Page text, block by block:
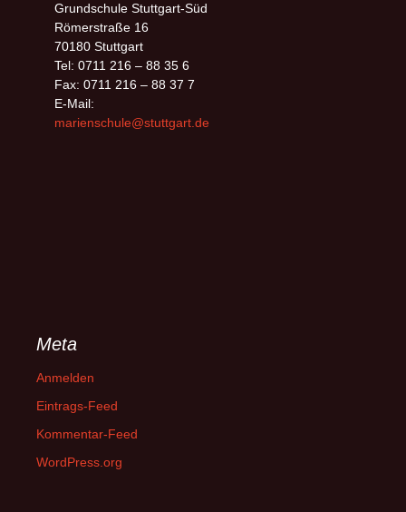
Grundschule Stuttgart-Süd
Römerstraße 16
70180 Stuttgart
Tel: 0711 216 – 88 35 6
Fax: 0711 216 – 88 37 7
E-Mail:
marienschule@stuttgart.de
Meta
Anmelden
Eintrags-Feed
Kommentar-Feed
WordPress.org